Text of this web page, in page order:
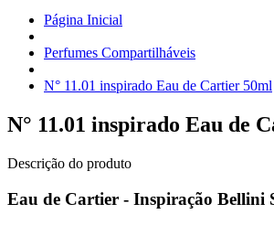
Página Inicial
Perfumes Compartilháveis
N° 11.01 inspirado Eau de Cartier 50ml
N° 11.01 inspirado Eau de
Descrição do produto
Eau de Cartier - Inspiração Bellini